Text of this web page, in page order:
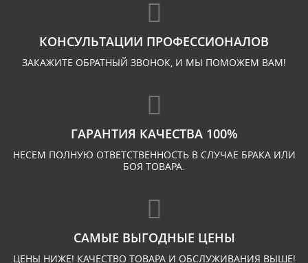
КОНСУЛЬТАЦИИ ПРОФЕССИОНАЛОВ
ЗАКАЖИТЕ ОБРАТНЫЙ ЗВОНОК, И МЫ ПОМОЖЕМ ВАМ!
ГАРАНТИЯ КАЧЕСТВА 100%
НЕСЕМ ПОЛНУЮ ОТВЕТСТВЕННОСТЬ В СЛУЧАЕ БРАКА ИЛИ
БОЯ ТОВАРА.
САМЫЕ ВЫГОДНЫЕ ЦЕНЫ
ЦЕНЫ НИЖЕ! КАЧЕСТВО ТОВАРА И ОБСЛУЖИВАНИЯ ВЫШЕ!